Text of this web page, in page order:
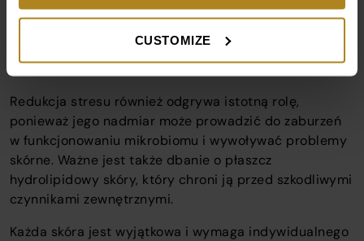
CUSTOMIZE
wzmacniając jego zdolności ochronne. Dobrym
inuliny, która działa wspierająco na naturalne procesy
skóry.
Redukcja stresu również odgrywa istotną rolę,
ponieważ jego nadmiar może prowadzić do zaburzeń
w funkcjonowaniu mikrobiomu i wywoływać problemy
skórne. Ważne jest także dbanie o płaszcz
hydrolipidowy skóry, który chroni ją przed szkodliwymi
czynnikami zewnętrznymi.
Każda skóra jest wyjątkowa i wymaga indywidualnego